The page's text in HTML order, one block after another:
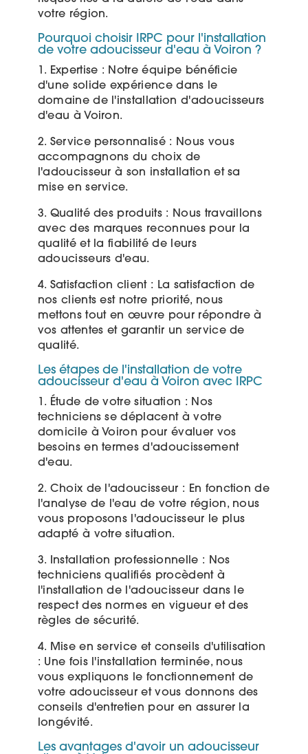
votre région.
Pourquoi choisir IRPC pour l'installation
de votre adoucisseur d'eau à Voiron ?
1. Expertise : Notre équipe bénéficie
d'une solide expérience dans le
domaine de l'installation d'adoucisseurs
d'eau à Voiron.
2. Service personnalisé : Nous vous
accompagnons du choix de
l'adoucisseur à son installation et sa
mise en service.
3. Qualité des produits : Nous travaillons
avec des marques reconnues pour la
qualité et la fiabilité de leurs
adoucisseurs d'eau.
4. Satisfaction client : La satisfaction de
nos clients est notre priorité, nous
mettons tout en œuvre pour répondre à
vos attentes et garantir un service de
qualité.
Les étapes de l'installation de votre
adoucisseur d'eau à Voiron avec IRPC
1. Étude de votre situation : Nos
techniciens se déplacent à votre
domicile à Voiron pour évaluer vos
besoins en termes d'adoucissement
d'eau.
2. Choix de l'adoucisseur : En fonction de
l'analyse de l'eau de votre région, nous
vous proposons l'adoucisseur le plus
adapté à votre situation.
3. Installation professionnelle : Nos
techniciens qualifiés procèdent à
l'installation de l'adoucisseur dans le
respect des normes en vigueur et des
règles de sécurité.
4. Mise en service et conseils d'utilisation
: Une fois l'installation terminée, nous
vous expliquons le fonctionnement de
votre adoucisseur et vous donnons des
conseils d'entretien pour en assurer la
longévité.
Les avantages d'avoir un adoucisseur